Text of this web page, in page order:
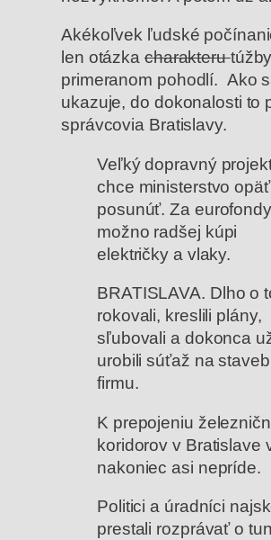
Akékoľvek ľudské
len otázka charakteru
primeranom pohodlí. Ako
ukazuje, do dokonalosti to
správcovia Bratislavy.
Veľký dopravný
chce ministerstvo opäť
posunúť. Za eurofondy
možno radšej kúpi
električky a vlaky.
BRATISLAVA. Dlho o
rokovali, kreslili plány,
sľubovali a dokonca
urobili súťaž na
firmu.
K prepojeniu
koridorov v Bratislave
nakoniec asi nepríde.
Politici a úradníci
prestali rozprávať o